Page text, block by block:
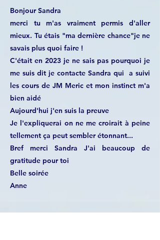
Bonjour Sandra
merci tu m'as vraiment permis d'aller
mieux. Tu étais "ma dernière chance"je ne
savais plus quoi faire !
C'était en 2023 je ne sais pas pourquoi je
me suis dit je contacte Sandra qui a suivi
les cours de JM Meric et mon instinct m'a
bien aidé
Aujourd'hui j'en suis la preuve
Je l'expliquerai on ne me croirait à peine
tellement ça peut sembler étonnant...
Bref merci Sandra J'ai beaucoup de
gratitude pour toi
Belle soirée
Anne